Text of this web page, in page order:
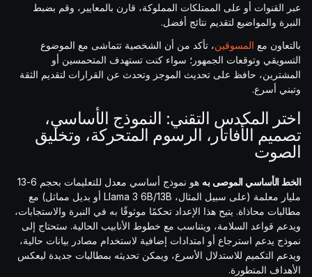
عبر القنوات أو على الممتلكات المملوكة، قارن بالمعايير، وقم بضبط
النبرة والمواضيع لتقديم نتائج أفضل.
بالتعاون مع المسوقين، تأكد من أن الشخصية تتماشى مع الموضوع
التسويقي وتوقعات الجمهور؛ سواء كنت تستهدف المتحمسين أو
المشترين، حافظ على تحديث الموجز وتحدث عن القرارات لتقديم الثقة
وتبني أسرع.
اختر المكدس التقني: النموذج الأساسي،
تصميم الأفاتار، الرسوم المتحركة، وتخليق
الصوت
الخط الأساسي الموصى به
هو نموذج أساسي معدل للتعليمات بحجم 6-13
مليار معلمة (على سبيل المثال، Llama 3 6B/13B أو بديل مماثل) مع
مطالبات محاذاة. يتيح هذا الإعداد تحكمًا موثوقًا به في النبرة والاستجابات،
ويدعم قواعد السلامة، ويتناسب مع خطوط الأنابيب الحالية. ستحتاج إلى
نموذج يدعم استرجاع أو امتدادات إضافية لاستخدام مصادر بيانات حالية،
ويدعم التكميم للاستدلال الأسرع، ويمكن تحديثه بمطالبات جديدة ليعكس
الأهداف المتطورة.